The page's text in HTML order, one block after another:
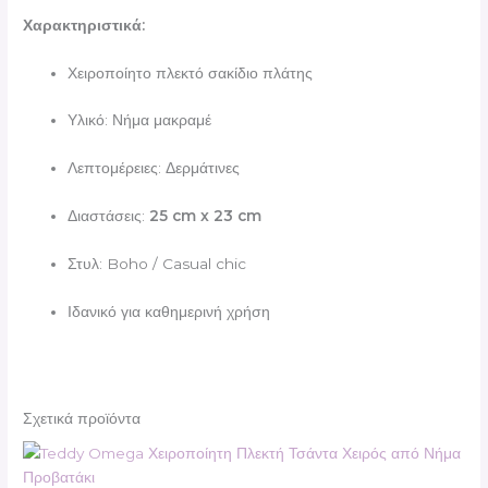
Χαρακτηριστικά:
Χειροποίητο πλεκτό σακίδιο πλάτης
Υλικό: Νήμα μακραμέ
Λεπτομέρειες: Δερμάτινες
Διαστάσεις: 25 cm x 23 cm
Στυλ: Boho / Casual chic
Ιδανικό για καθημερινή χρήση
Σχετικά προϊόντα